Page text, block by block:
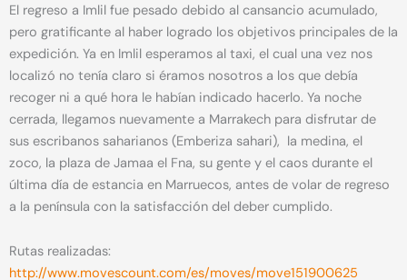
El regreso a Imlil fue pesado debido al cansancio acumulado,
pero gratificante al haber logrado los objetivos principales de la
expedición. Ya en Imlil esperamos al taxi, el cual una vez nos
localizó no tenía claro si éramos nosotros a los que debía
recoger ni a qué hora le habían indicado hacerlo. Ya noche
cerrada, llegamos nuevamente a Marrakech para disfrutar de
sus escribanos saharianos (Emberiza sahari), la medina, el
zoco, la plaza de Jamaa el Fna, su gente y el caos durante el
última día de estancia en Marruecos, antes de volar de regreso
a la península con la satisfacción del deber cumplido.
Rutas realizadas:
http://www.movescount.com/es/moves/move151900625